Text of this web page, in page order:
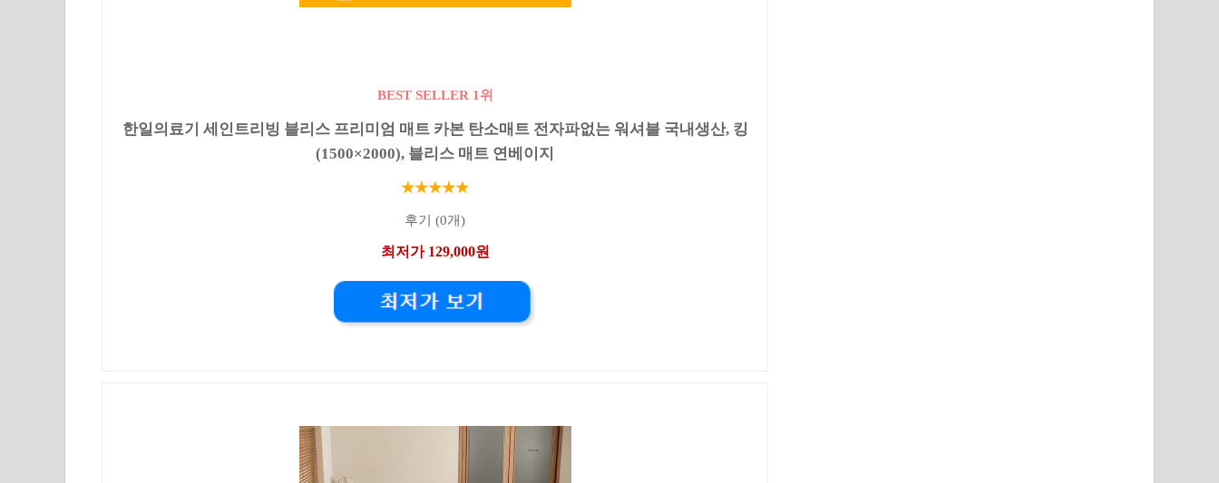
BEST SELLER 1위
한일의료기 세인트리빙 블리스 프리미엄 매트 카본 탄소매트 전자파없는 워셔블 국내생산, 킹
(1500×2000), 블리스 매트 연베이지
★★★★★
후기 (0개)
최저가 129,000원